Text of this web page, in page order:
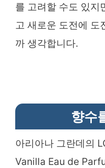
를 고려할 수도 있지
고 새로운 도전에 도
까 생각합니다.
향수
아리아나 그란데의
Vanilla Eau de